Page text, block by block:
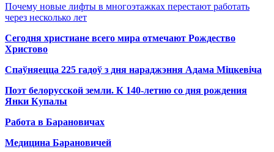
Почему новые лифты в многоэтажках перестают работать
через несколько лет
Сегодня христиане всего мира отмечают Рождество
Христово
Спаўняецца 225 гадоў з дня нараджэння Адама Міцкевіча
Поэт белорусской земли. К 140-летию со дня рождения
Янки Купалы
Работа в Барановичах
Медицина Барановичей